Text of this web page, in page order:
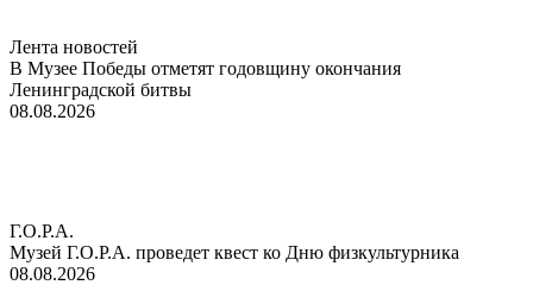
Лента новостей
В Музее Победы отметят годовщину окончания
Ленинградской битвы
08.08.2026
Г.О.Р.А.
Музей Г.О.Р.А. проведет квест ко Дню физкультурника
08.08.2026